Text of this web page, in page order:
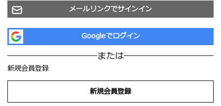
メールリンクでサインイン
Googleでログイン
または
新規会員登録
新規会員登録